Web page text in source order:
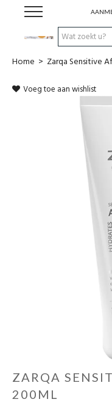
Hulp bij
Natuurlijke remedies
Thee & Kruiden
Home > Zarqa Sensitive
Voeg toe aan wishlist
ZARQA
200ML